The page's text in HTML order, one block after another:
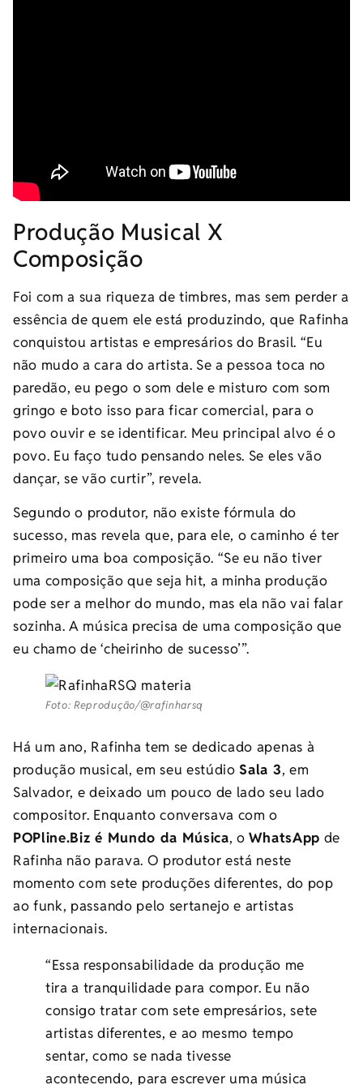
Produção Musical X
Composição
Foi com a sua riqueza de timbres, mas sem perder a
essência de quem ele está produzindo, que Rafinha
conquistou artistas e empresários do Brasil. “Eu
não mudo a cara do artista. Se a pessoa toca no
paredão, eu pego o som dele e misturo com som
gringo e boto isso para ficar comercial, para o
povo ouvir e se identificar. Meu principal alvo é o
povo. Eu faço tudo pensando neles. Se eles vão
dançar, se vão curtir”, revela.
Segundo o produtor, não existe fórmula do
sucesso, mas revela que, para ele, o caminho é ter
primeiro uma boa composição. “Se eu não tiver
uma composição que seja hit, a minha produção
pode ser a melhor do mundo, mas ela não vai falar
sozinha. A música precisa de uma composição que
eu chamo de ‘cheirinho de sucesso’”.
Foto: Reprodução/@rafinharsq
Há um ano, Rafinha tem se dedicado apenas à
produção musical, em seu estúdioSala 3, em
Salvador, e deixado um pouco de lado seu lado
compositor. Enquanto conversava com o
POPline.Biz é Mundo da Música, oWhatsApp de
Rafinha não parava. O produtor está neste
momento com sete produções diferentes, do pop
ao funk, passando pelo sertanejo e artistas
internacionais.
“Essa responsabilidade da produção me
tira a tranquilidade para compor. Eu não
consigo tratar com sete empresários, sete
artistas diferentes, e ao mesmo tempo
sentar, como se nada tivesse
acontecendo, para escrever uma música